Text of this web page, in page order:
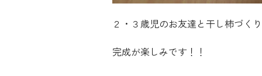
２・３歳児のお友達と干し柿づく
完成が楽しみです！！